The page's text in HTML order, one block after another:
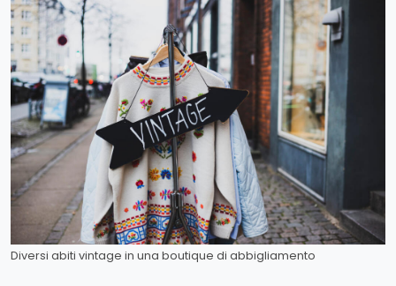
Diversi abiti vintage in una boutique di abbigliamento